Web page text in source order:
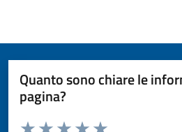
Quanto sono chiare le
pagina?
Valuta da 1 a 5 stelle la pagina